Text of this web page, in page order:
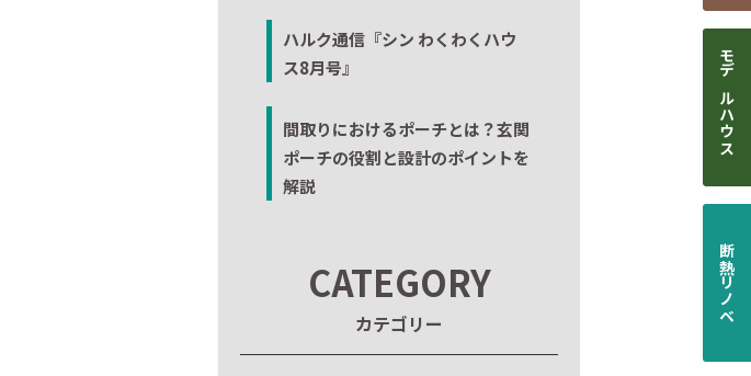
ハルク通信『シン わくわくハウ
ス8月号』
間取りにおけるポーチとは？玄関
ポーチの役割と設計のポイントを
解説
CATEGORY
カテゴリー
モデルハウス
断熱リノベ